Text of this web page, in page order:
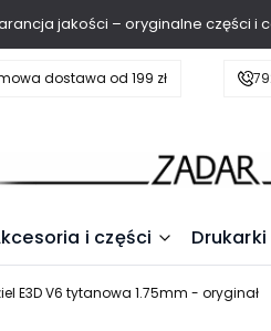
jakości – oryginalne części i
dostawa od 199 zł
i części Drukarki
E3D V6 tytanowa 1.75mm - oryginał